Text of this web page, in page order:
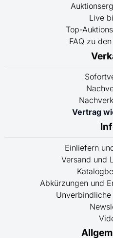
Live
Top-
FAQ zu
Vertrag
Einliefern
Versand und
Abkürzungen und